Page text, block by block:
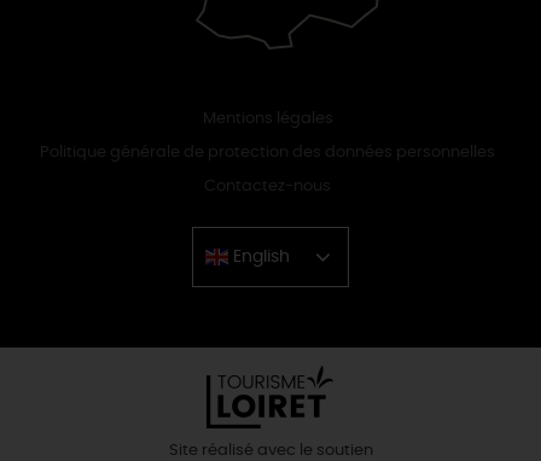
Mentions légales
Politique générale de protection des données personnelles
Contactez-nous
English
Chinese
Site réalisé avec le soutien